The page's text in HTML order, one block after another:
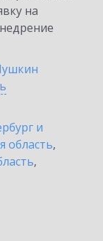
на
и
область,
,